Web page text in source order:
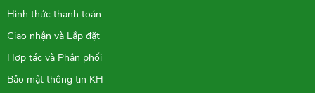
Hình thức thanh toán
Giao nhận và Lắp đặt
Hợp tác và Phân phối
Bảo mật thông tin KH